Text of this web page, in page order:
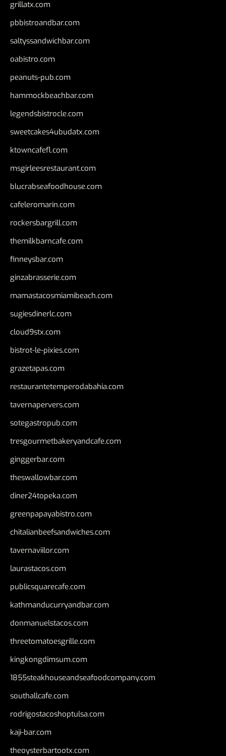
grillatx.com
pbbistroandbar.com
saltyssandwichbar.com
oabistro.com
peanuts-pub.com
hammockbeachbar.com
legendsbistrocle.com
sweetcakes4ubudatx.com
ktowncafefl.com
msgirleesrestaurant.com
blucrabseafoodhouse.com
cafeleromarin.com
rockersbargrill.com
themilkbarncafe.com
finneysbar.com
ginzabrasserie.com
mamastacosmiamibeach.com
sugiesdinerlc.com
cloud9stx.com
bistrot-le-pixies.com
grazetapas.com
restaurantetemperodabahia.com
tavernapervers.com
sotegastropub.com
tresgourmetbakeryandcafe.com
ginggerbar.com
theswallowbar.com
diner24topeka.com
greenpapayabistro.com
chitalianbeefsandwiches.com
tavernaviilor.com
laurastacos.com
publicsquarecafe.com
kathmanducurryandbar.com
donmanuelstacos.com
threetomatoesgrille.com
kingkongdimsum.com
1855steakhouseandseafoodcompany.com
southallcafe.com
rodrigostacoshoptulsa.com
kaji-bar.com
theoysterbartootx.com